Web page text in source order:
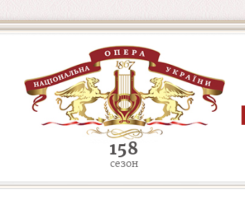
158
сезон